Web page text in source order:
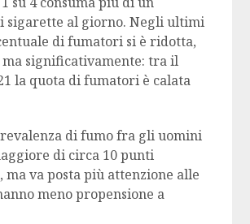
sigarette al giorno. Negli ultimi
di fumatori si è ridotta,
significativamente: tra il
la quota di fumatori è calata
di fumo fra gli uomini
di circa 10 punti
va posta più attenzione alle
meno propensione a